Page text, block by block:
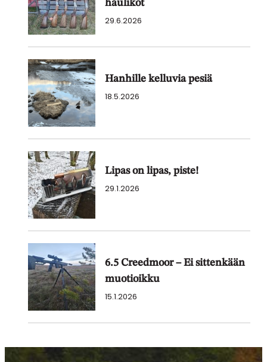
haulikot
29.6.2026
Hanhille kelluvia pesiä
18.5.2026
Lipas on lipas, piste!
29.1.2026
6.5 Creedmoor – Ei sittenkään
muotioikku
15.1.2026